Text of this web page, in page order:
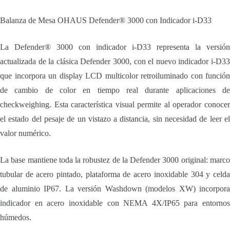
Balanza de Mesa OHAUS Defender® 3000 con Indicador i-D33
La Defender® 3000 con indicador i-D33 representa la versión
actualizada de la clásica Defender 3000, con el nuevo indicador i-D33
que incorpora un display LCD multicolor retroiluminado con función
de cambio de color en tiempo real durante aplicaciones de
checkweighing. Esta característica visual permite al operador conocer
el estado del pesaje de un vistazo a distancia, sin necesidad de leer el
valor numérico.
La base mantiene toda la robustez de la Defender 3000 original: marco
tubular de acero pintado, plataforma de acero inoxidable 304 y celda
de aluminio IP67. La versión Washdown (modelos XW) incorpora
indicador en acero inoxidable con NEMA 4X/IP65 para entornos
húmedos.